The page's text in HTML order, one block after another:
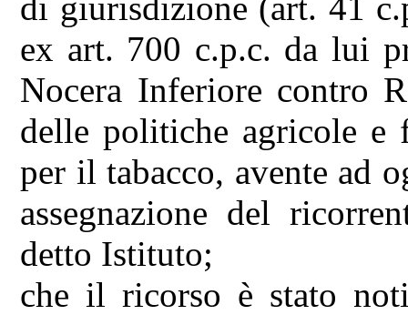
ex art. 700 c.p.c. da lui
Nocera Inferiore contro
delle politiche agricole e
per il tabacco, avente ad
assegnazione del
detto Istituto;
che il ricorso è stato